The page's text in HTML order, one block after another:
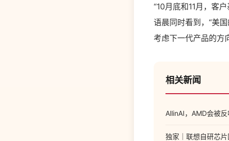
“10月底和11月，客
语晨同时看到，“美
考虑下一代产品的方
相关新闻
AllinAI，AMD会被反
独家｜联想自研芯